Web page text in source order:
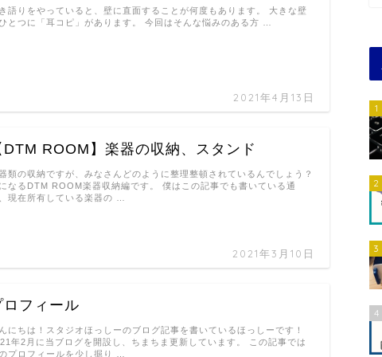
2021年4月13日
語りをやっていると、壁に直面することが何度もあります。 大きな壁
とつに「耳コピ」があります。 今回はそんな悩みのある方 …
DTM ROOM】楽器の収納、スタンド
2021年3月10日
類の収納ですが、みなさんどのように整理整頓されているんでしょう？
なるDTM ROOM楽器収納編です。 僕はこの記事でも書いている通
現在所有している楽器の …
ロフィール
にちは！スタジオほっしーのブログ記事を書いているほっしーです！
年2月に当ブログを開設し、ちまちま更新しています。 この記事では
プロフィールを少し掘り …
1
2
3
4